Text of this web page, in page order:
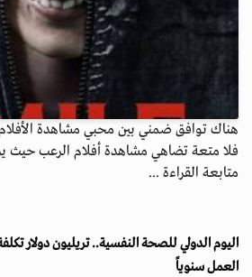
هناك توافق ضمني بين محبي مشاهدة الأفلام
فلا متعة تضاهي مشاهدة أفلام الرعب حيث
متابعة القراءة ...
اليوم الدولي للصحة النفسية.. تريليون دولار
العمل سنوياً